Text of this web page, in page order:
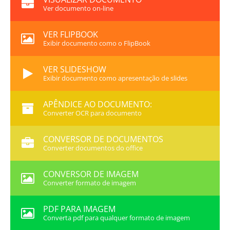
Ver documento on-line
VER FLIPBOOK
Exibir documento como o FlipBook
VER SLIDESHOW
Exibir documento como apresentação de slides
APÊNDICE AO DOCUMENTO:
Converter OCR para documento
CONVERSOR DE DOCUMENTOS
Converter documentos do office
CONVERSOR DE IMAGEM
Converter formato de imagem
PDF PARA IMAGEM
Converta pdf para qualquer formato de imagem